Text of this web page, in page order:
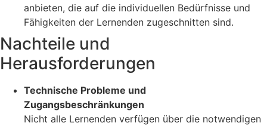
anbieten, die auf die individuellen Bedürfnisse und
Fähigkeiten der Lernenden zugeschnitten sind.
Nachteile und
Herausforderungen
Technische Probleme und
Zugangsbeschränkungen
Nicht alle Lernenden verfügen über die notwendigen